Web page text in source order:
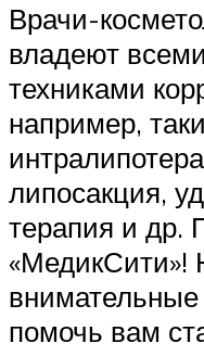
Врачи-
владеют
техниками
например,
липосакция,
терапия и др.
помочь вам